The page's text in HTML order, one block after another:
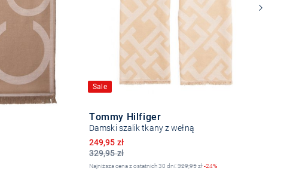
Sale
Tommy Hilfiger
Damski szalik tkany z wełną
329,95 zł
Obniżona cena
249,95 zł
Najniższa cena z ostatnich 30 dni:329,95zł-24%